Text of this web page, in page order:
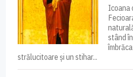
Icoana
stând
strălucitoare și un stihar...